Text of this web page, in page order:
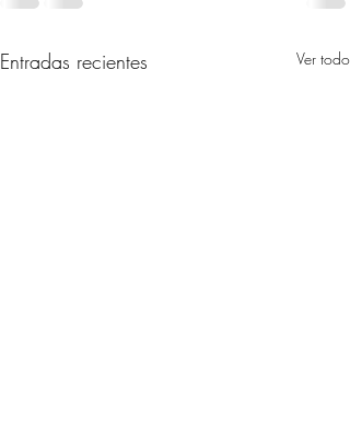
Entradas recientes Ver todo